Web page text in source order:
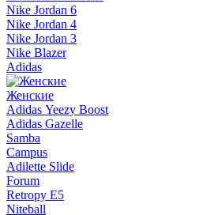
Nike Jordan 6
Nike Jordan 4
Nike Jordan 3
Nike Blazer
Adidas
Женские
Adidas Yeezy Boost
Adidas Gazelle
Samba
Campus
Adilette Slide
Forum
Retropy E5
Niteball